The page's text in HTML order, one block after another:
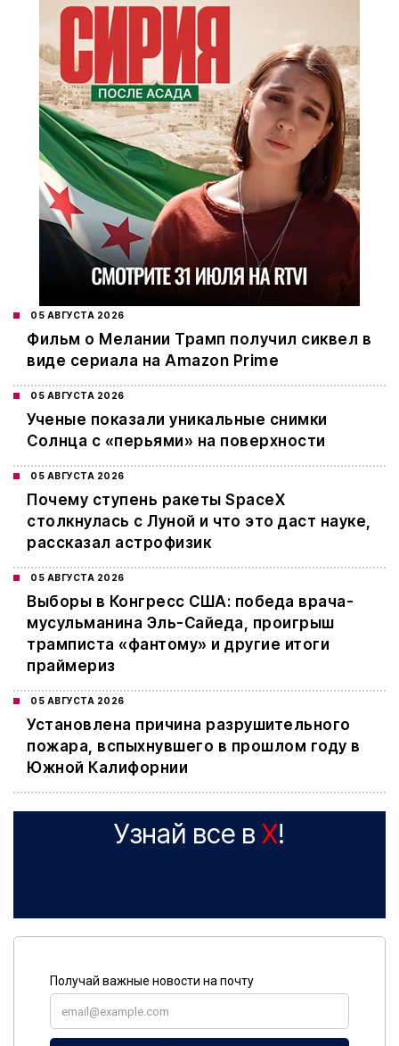
05 АВГУСТА 2026
Фильм о Мелании Трамп получил сиквел в
виде сериала на Amazon Prime
05 АВГУСТА 2026
Ученые показали уникальные снимки
Солнца с «перьями» на поверхности
05 АВГУСТА 2026
Почему ступень ракеты SpaceX
столкнулась с Луной и что это даст науке,
рассказал астрофизик
05 АВГУСТА 2026
Выборы в Конгресс США: победа врача-
мусульманина Эль-Сайеда, проигрыш
трамписта «фантому» и другие итоги
праймериз
05 АВГУСТА 2026
Установлена причина разрушительного
пожара, вспыхнувшего в прошлом году в
Южной Калифорнии
Узнай все в X!